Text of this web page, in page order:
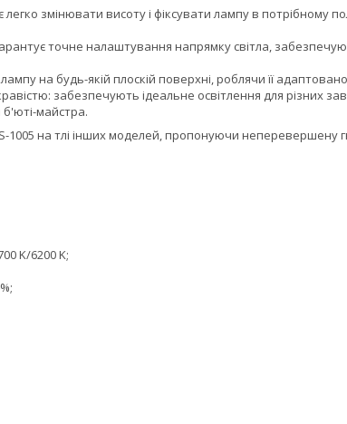
змінювати висоту і фіксувати лампу в потрібному
точне налаштування напрямку світла,
на будь-якій плоскій поверхні, роблячи її
забезпечують ідеальне освітлення для різних
майстра.
1005 на тлі інших моделей, пропонуючи неперевершену
K/6200 K;